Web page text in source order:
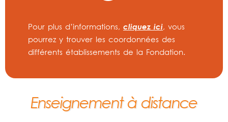
Pour plus d’informations, cliquez ici, vous
pourrez y trouver les coordonnées des
différents établissements de la Fondation.
Enseignement à distance